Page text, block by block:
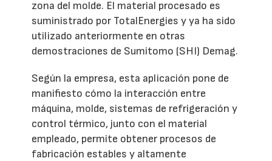
zona del molde. El material procesado es
suministrado por TotalEnergies y ya ha sido
utilizado anteriormente en otras
demostraciones de Sumitomo (SHI) Demag.
Según la empresa, esta aplicación pone de
manifiesto cómo la interacción entre
máquina, molde, sistemas de refrigeración y
control térmico, junto con el material
empleado, permite obtener procesos de
fabricación estables y altamente